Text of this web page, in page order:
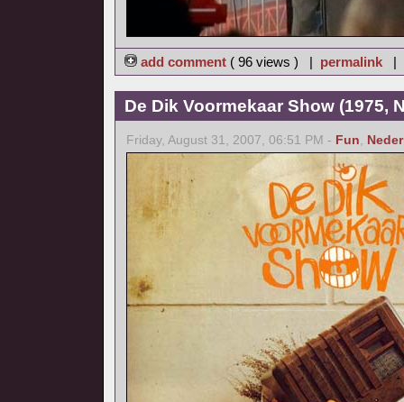
add comment ( 96 views ) | permalink |
De Dik Voormekaar Show (1975,
Friday, August 31, 2007, 06:51 PM - Fun,